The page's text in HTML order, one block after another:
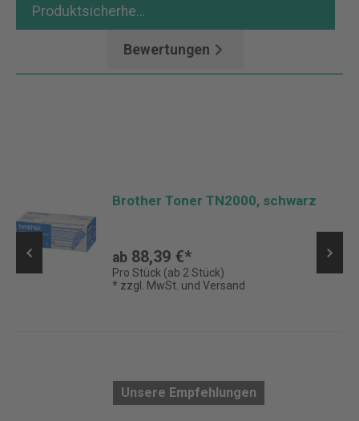
Produktsicherhe…
Bewertungen
Brother Toner TN2000, schwarz
ab 88,39 €*
Pro Stück (ab 2 Stück)
* zzgl. MwSt. und Versand
Unsere Empfehlungen